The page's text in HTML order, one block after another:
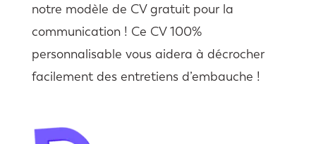
notre modèle de CV gratuit pour la
communication ! Ce CV 100%
personnalisable vous aidera à décrocher
facilement des entretiens d’embauche !